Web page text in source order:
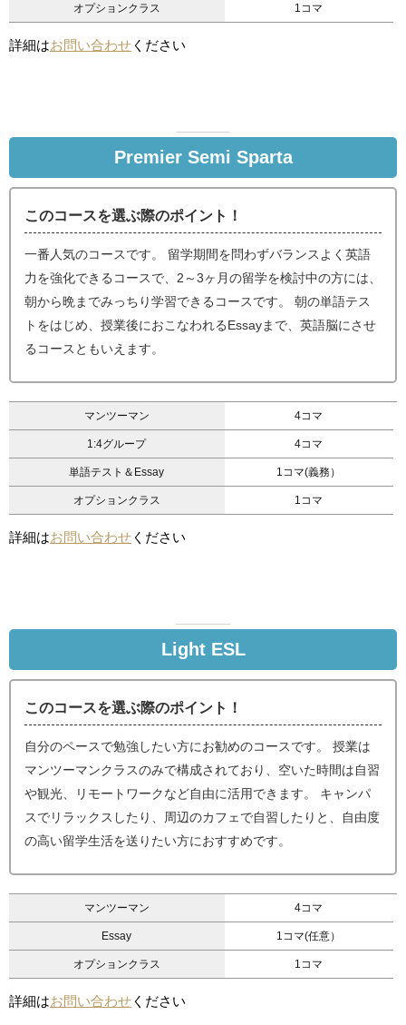
オプションクラス 1コマ
詳細はお問い合わせ ください
Premier Semi Sparta
このコースを選ぶ際のポイント！
一番人気のコースです。 留学期間を問わずバランスよく英語
力を強化できるコースで、2～3ヶ月の留学を検討中の方には、
朝から晩までみっちり学習できるコースです。 朝の単語テス
トをはじめ、授業後におこなわれるEssayまで、英語脳にさせ
るコースともいえます。
マンツーマン 4コマ
1:4グループ 4コマ
単語テスト＆Essay 1コマ(義務）
オプションクラス 1コマ
詳細はお問い合わせ ください
Light ESL
このコースを選ぶ際のポイント！
自分のペースで勉強したい方にお勧めのコースです。 授業は
マンツーマンクラスのみで構成されており、空いた時間は自習
や観光、リモートワークなど自由に活用できます。 キャンパ
スでリラックスしたり、周辺のカフェで自習したりと、自由度
の高い留学生活を送りたい方におすすめです。
マンツーマン 4コマ
Essay 1コマ(任意）
オプションクラス 1コマ
詳細はお問い合わせ ください